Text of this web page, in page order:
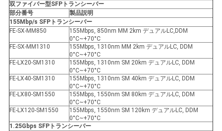
双ファイバー型SFPトランシーバー
部分番号
製品説明
155Mbp/s SFPトランシーバー
FE-SX-MM850
155Mbps, 850nm MM 2km デュアルLC,DDM
0°C~+70°C
FE-SX-MM1310
155Mbps, 1310nm MM 2km デュアルLC, DDM
0°C~+70°C
FE-LX20-SM1310
155Mbps, 1310nm SM 20km デュアルLC, DDM
0°C~+70°C
FE-LX40-SM1310
155Mbps, 1310nm SM 40km デュアルLC, DDM
0°C~+70°C
FE-LX80-SM1550
155Mbps, 1550nm SM 80km デュアルLC, DDM
0°C~+70°C
FE-LX120-SM1550
155Mbps, 1550nm SM 120km デュアルLC, DDM
0°C~+70°C
1.25Gbps SFPトランシーバー